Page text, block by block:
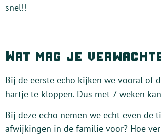
snel!!
Wat mag je
Bij de eerste echo kijken we vooral of
hartje te kloppen. Dus met 7 weken
Bij deze echo nemen we echt even de
afwijkingen in de familie voor? Hoe